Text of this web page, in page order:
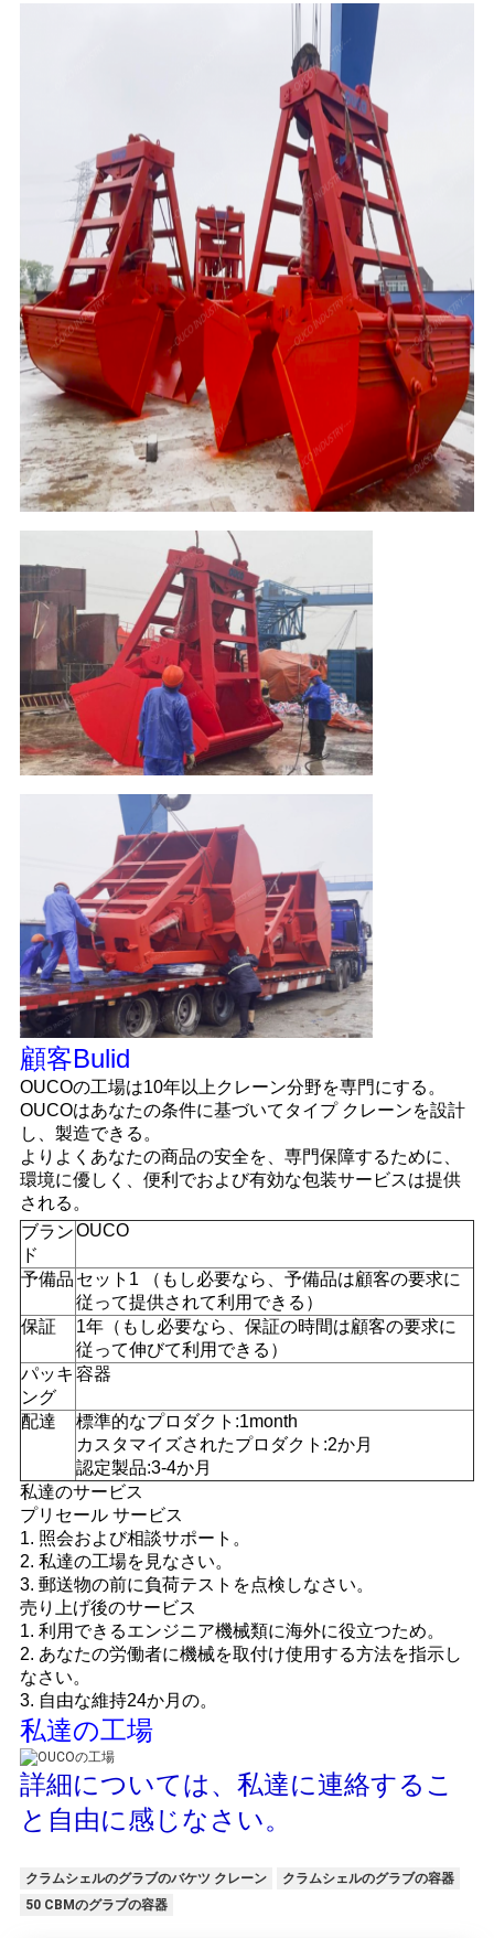
顧客Bulid
OUCOの工場は10年以上クレーン分野を専門にする。
OUCOはあなたの条件に基づいてタイプ クレーンを設計
し、製造できる。
よりよくあなたの商品の安全を、専門保障するために、
環境に優しく、便利でおよび有効な包装サービスは提供
される。
ブラン
ド
OUCO
予備品 セット1 （もし必要なら、予備品は顧客の要求に
従って提供されて利用できる）
保証
1年（もし必要なら、保証の時間は顧客の要求に
従って伸びて利用できる）
パッキ
ング
容器
配達
標準的なプロダクト:1month
カスタマイズされたプロダクト:2か月
認定製品:3-4か月
私達のサービス
プリセール サービス
1. 照会および相談サポート。
2. 私達の工場を見なさい。
3. 郵送物の前に負荷テストを点検しなさい。
売り上げ後のサービス
1. 利用できるエンジニア機械類に海外に役立つため。
2. あなたの労働者に機械を取付け使用する方法を指示し
なさい。
3. 自由な維持24か月の。
私達の工場
詳細については、私達に連絡するこ
と自由に感じなさい。
クラムシェルのグラブのバケツ クレーン
クラムシェルのグラブの容器
50 CBMのグラブの容器